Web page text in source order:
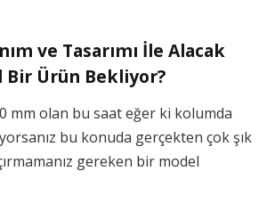
ve Tasarımı İle Alacak
Bir Ürün Bekliyor?
mm olan bu saat eğer ki kolumda
bu konuda gerçekten çok şık
gereken bir model